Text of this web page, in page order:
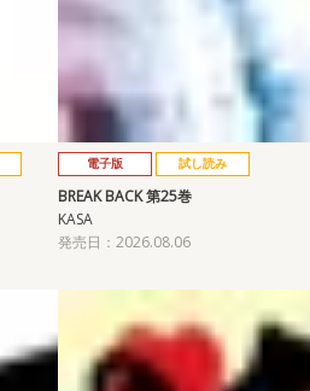
電子版 試し読み
BREAK BACK 第25巻
KASA
発売日：2026.08.06